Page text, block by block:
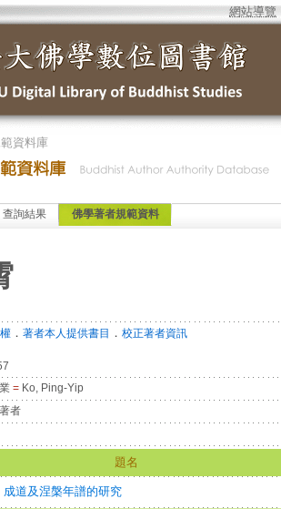
網站導覽
資料庫
查詢結果 佛學著者規範資料
． 著者本人提供書目 ． 校正著者資訊
= Ko, Ping-Yip
者
題名
成道及涅槃年譜的研究